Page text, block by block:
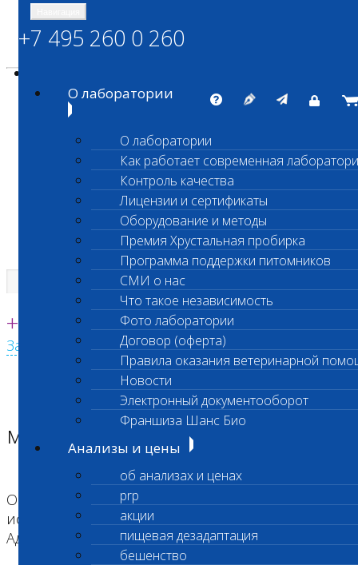
ШАНС БИО
Независимая ветеринарная лаборатория
Единая круглосуточная справочная
+7 495 260 0 260
Заказать звонок с сайта
+7 495 260 0 260
О лаборатории
О лаборатории
Как работает современная
Контроль качества
Лицензии и сертификаты
Оборудование и методы
Премия Хрустальная пробирка
Программа поддержки питомников
СМИ о нас
Что такое независимость
Фото лаборатории
Договор (оферта)
Правила оказания ветеринарной
Новости
Электронный документооборот
Франшиза Шанс Био
Анализы и цены
об анализах и ценах
prp
акции
пищевая дезадаптация
бешенство
Главная страница
Адреса лабораторий
Адреса лабораторий
м. "Молодёжная"
Область деятельности: Экспресс
исследования / Санитарный перерыв
Адрес: ул. Беловежская, дом 57